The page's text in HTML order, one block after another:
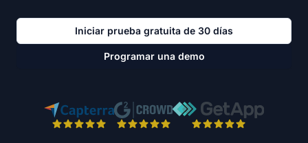
Iniciar prueba gratuita de 30 días
Programar una demo